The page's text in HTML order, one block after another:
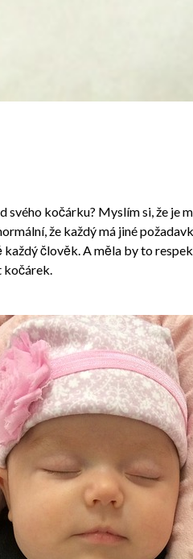
svého kočárku? Myslím si, že je
že každý má jiné
člověk. A měla by to
kočárek.